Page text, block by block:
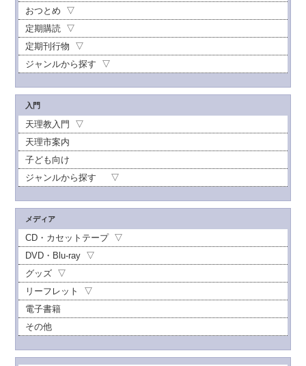
おつとめ
定期購読
定期刊行物
ジャンルから探す
入門
天理教入門
天理市案内
子ども向け
ジャンルから探す
メディア
CD・カセットテープ
DVD・Blu-ray
グッズ
リーフレット
電子書籍
その他